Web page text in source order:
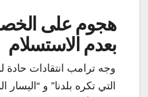
هجوم على
بعدم الاستسلام
وجه ترامب انتقادات حادة
التي تكره بلدنا” و